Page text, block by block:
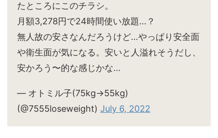
たところにこのチラシ。
月額3,278円で24時間使い放題…？
無人故の安さなんだろうけど…やっぱり安全面
や衛生面が気になる。安いと人溢れそうだし、
安かろう〜的な感じかな…
— オトミル子(75kg→55kg)
(@7555loseweight) July 6, 2022